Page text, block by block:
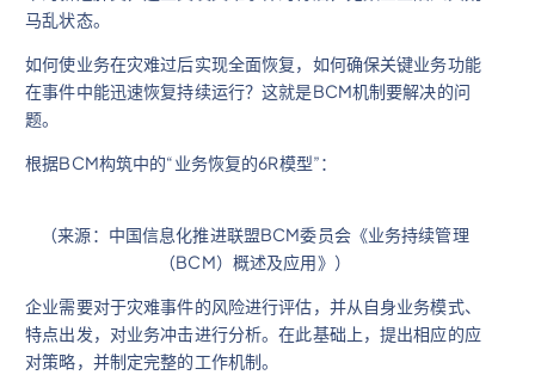
马乱状态。
如何使业务在灾难过后实现全面恢复，如何确保关键业务功能
在事件中能迅速恢复持续运行？这就是BCM机制要解决的问
题。
根据BCM构筑中的“业务恢复的6R模型”：
（来源：中国信息化推进联盟BCM委员会《业务持续管理
（BCM）概述及应用》）
企业需要对于灾难事件的风险进行评估，并从自身业务模式、
特点出发，对业务冲击进行分析。在此基础上，提出相应的应
对策略，并制定完整的工作机制。